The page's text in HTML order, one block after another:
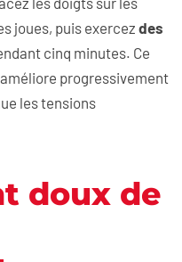
joues, puis exercezdes
cinq minutes. Ce
progressivement
les tensions
doux de